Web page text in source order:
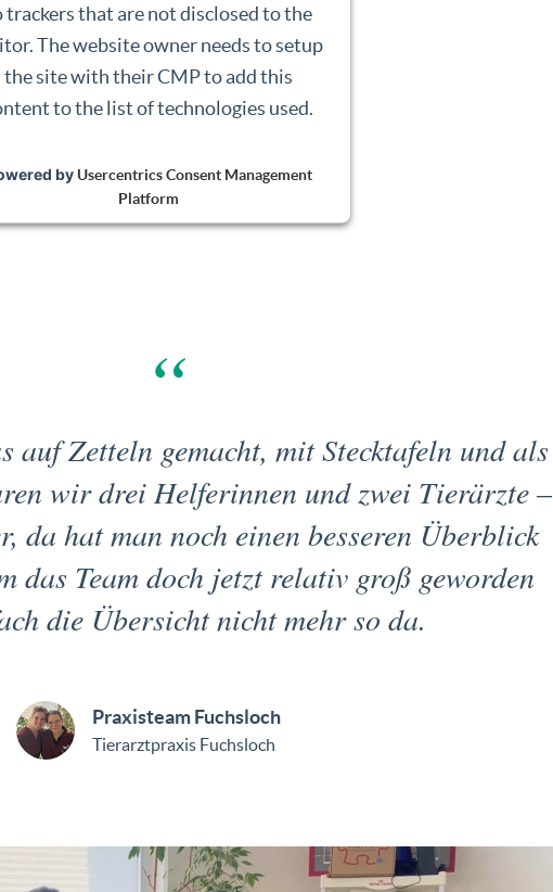
trackers that are not disclosed to the
The website owner needs to setup
the site with their CMP to add this
to the list of technologies used.
by Usercentrics Consent Management
Platform
auf Zetteln gemacht, mit Stecktafeln und als
wir drei Helferinnen und zwei Tierärzte –
da hat man noch einen besseren Überblick
das Team doch jetzt relativ groß geworden
die Übersicht nicht mehr so da.
Praxisteam Fuchsloch
Tierarztpraxis Fuchsloch